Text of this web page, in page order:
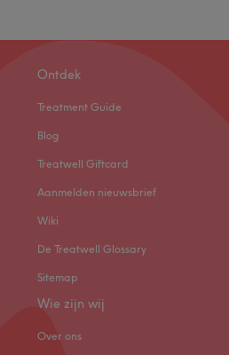
Ontdek
Treatment Guide
Blog
Treatwell Giftcard
Aanmelden nieuwsbrief
Wiki
De Treatwell Glossary
Sitemap
Wie zijn wij
Over ons